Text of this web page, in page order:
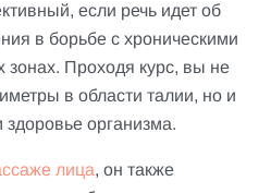
если речь идет об
в борьбе с хроническими
зонах. Проходя курс, вы не
в области талии, но и
организма.
лица, он также